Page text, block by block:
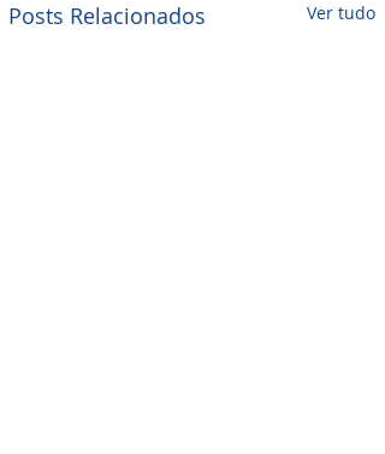
Posts Relacionados Ver tudo